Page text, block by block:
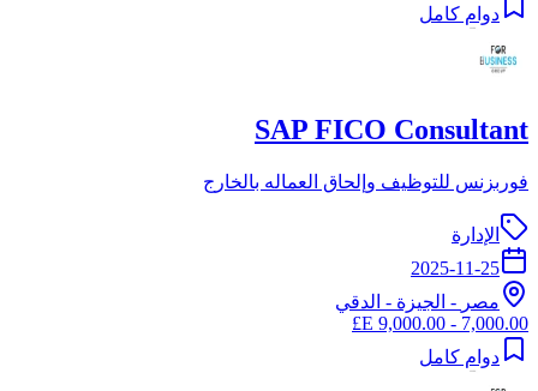
دوام كامل
SAP FICO Consultant
فوربزنس للتوظيف وإلحاق العماله بالخارج
الإدارة
2025-11-25
مصر - الجيزة - الدقي
7,000.00 - 9,000.00 E£
دوام كامل